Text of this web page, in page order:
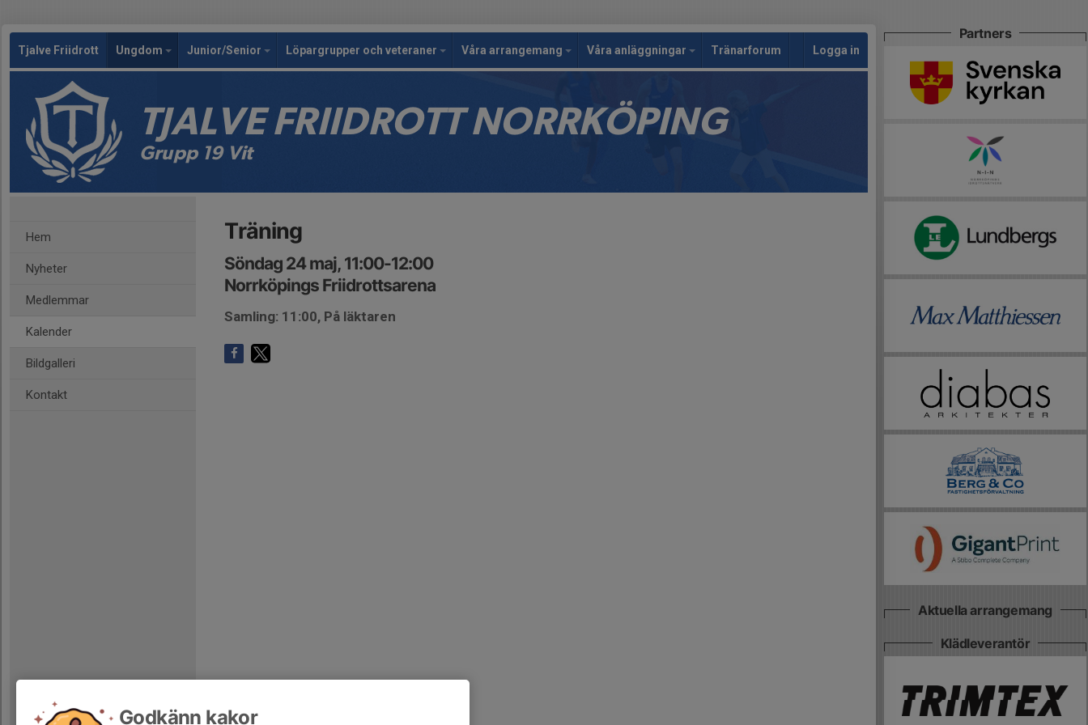
Tjalve Friidrott Ungdom Junior/Senior Löpargrupper och veteraner Våra arrangemang Våra anläggningar Tränarforum Logga in
TJALVE FRIIDROTT NORRKÖPING
Grupp 19 Vit
Hem
Nyheter
Medlemmar
Kalender
Bildgalleri
Kontakt
Träning
Söndag 24 maj, 11:00-12:00
Norrköpings Friidrottsarena
Samling: 11:00, På läktaren
Partners
Aktuella arrangemang
Klädleverantör
Godkänn kakor